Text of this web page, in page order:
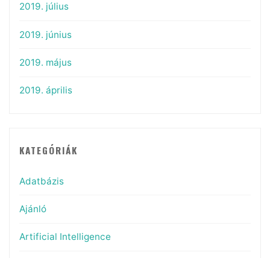
2019. július
2019. június
2019. május
2019. április
KATEGÓRIÁK
Adatbázis
Ajánló
Artificial Intelligence